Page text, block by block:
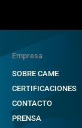
Empresa
SOBRE CAME
CERTIFICACIONES
CONTACTO
PRENSA